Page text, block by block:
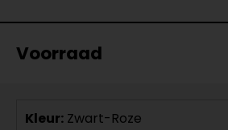
Voorraad
Kleur: Zwart-Roze